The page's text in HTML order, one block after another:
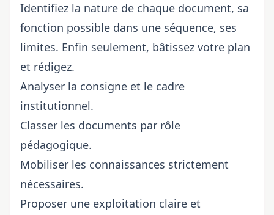
Identifiez la nature de chaque document, sa
fonction possible dans une séquence, ses
limites. Enfin seulement, bâtissez votre plan
et rédigez.
Analyser la consigne et le cadre
institutionnel.
Classer les documents par rôle
pédagogique.
Mobiliser les connaissances strictement
nécessaires.
Proposer une exploitation claire et